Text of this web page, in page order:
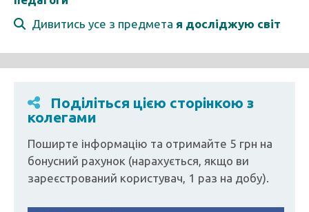
Дивитись усе з предмета я досліджую світ
Поділіться цією сторінкою з
колегами
Поширте інформацію та отримайте 5 грн на
бонусний рахунок (нарахується, якщо ви
зареєстрований користувач, 1 раз на добу).